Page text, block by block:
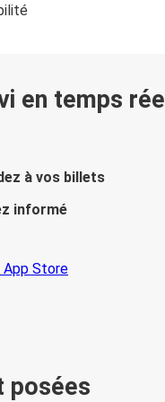
en temps réel
à vos billets
informé
posées